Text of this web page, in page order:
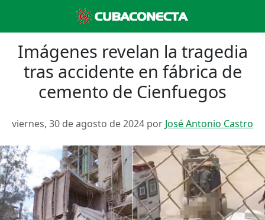
Imágenes revelan la tragedia
tras accidente en fábrica de
cemento de Cienfuegos
viernes, 30 de agosto de 2024 por José Antonio Castro